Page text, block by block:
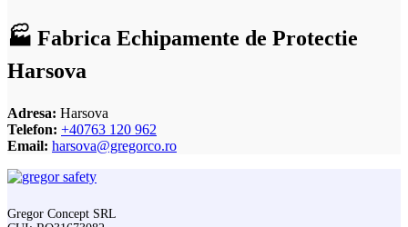
🏭 Fabrica Echipamente de Protectie
Harsova
Adresa: Harsova
Telefon: +40763 120 962
Email: harsova@gregorco.ro
Gregor Concept SRL